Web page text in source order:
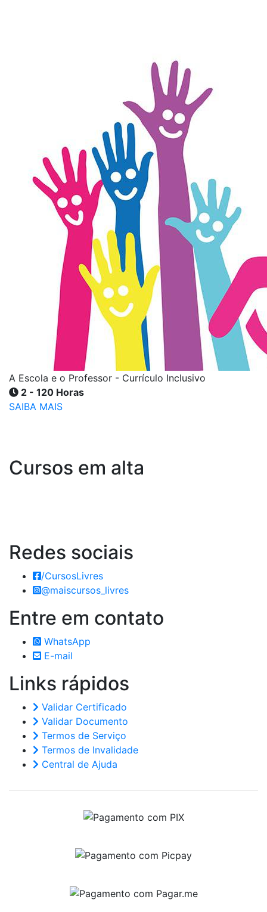
A Escola e o Professor - Currículo Inclusivo
2 - 120 Horas
SAIBA MAIS
Cursos em alta
Redes sociais
/CursosLivres
@maiscursos_livres
Entre em contato
WhatsApp
E-mail
Links rápidos
Validar Certificado
Validar Documento
Termos de Serviço
Termos de Invalidade
Central de Ajuda